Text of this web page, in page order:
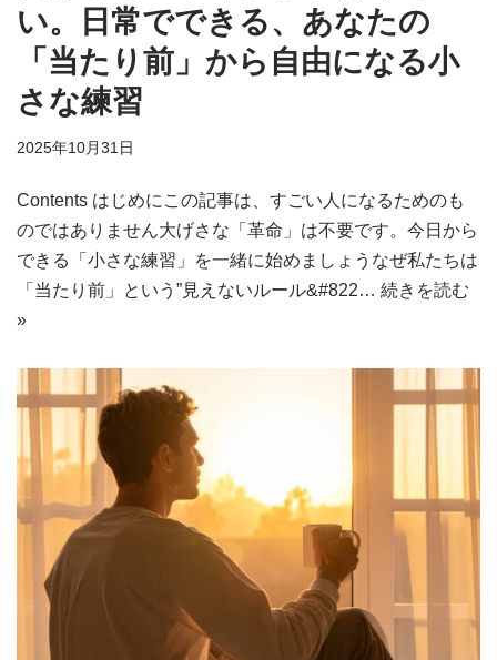
い。日常でできる、あなたの
「当たり前」から自由になる小
さな練習
2025年10月31日
Contents はじめにこの記事は、すごい人になるためのも
のではありません大げさな「革命」は不要です。今日から
できる「小さな練習」を一緒に始めましょうなぜ私たちは
「当たり前」という”見えないルール&#822… 続きを読む
»